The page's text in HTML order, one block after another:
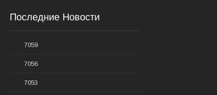
Последние Новости
7059
7056
7053